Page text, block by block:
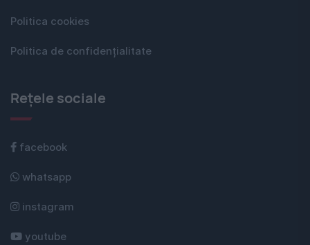
Politica cookies
Politica de confidențialitate
Rețele sociale
facebook
whatsapp
instagram
youtube